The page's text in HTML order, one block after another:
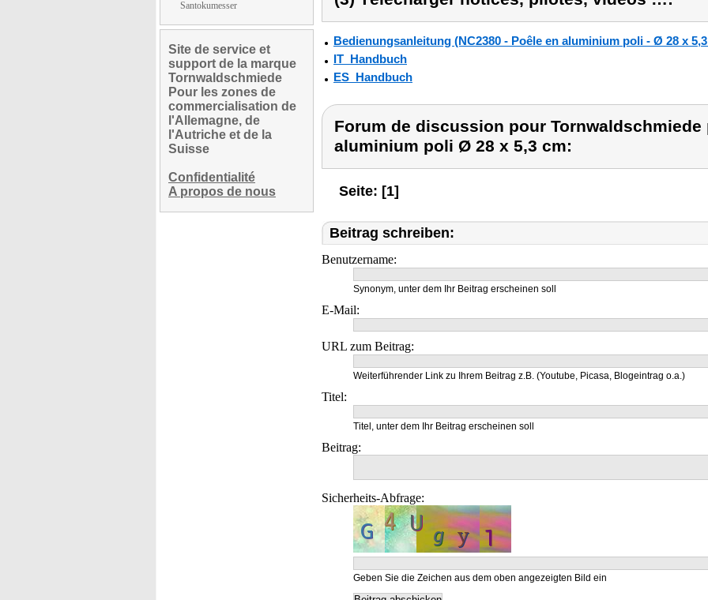
Santokumesser
Site de service et
support de la marque
Tornwaldschmiede
Pour les zones de
commercialisation de
l'Allemagne, de
l'Autriche et de la
Suisse
Confidentialité
A propos de nous
Bedienungsanleitung (NC2380 - Poêle en aluminium poli - Ø 28 x
IT_Handbuch
ES_Handbuch
Forum de discussion pour Tornwaldschmiede
aluminium poli Ø 28 x 5,3 cm:
Seite: [1]
Beitrag schreiben:
Benutzername:
Synonym, unter dem Ihr Beitrag erscheinen soll
E-Mail:
URL zum Beitrag:
Weiterführender Link zu Ihrem Beitrag z.B. (Youtube, Picasa, Blogeintrag o.a.)
Titel:
Titel, unter dem Ihr Beitrag erscheinen soll
Beitrag:
Sicherheits-Abfrage:
Geben Sie die Zeichen aus dem oben angezeigten Bild ein